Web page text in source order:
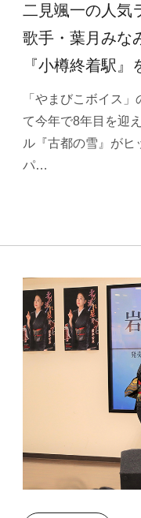
二見颯一の人気
歌手・葉月み
『小樽終着駅』
「やまびこボイス
て今年で8年目を迎
ル『古都の雪』が
パ…